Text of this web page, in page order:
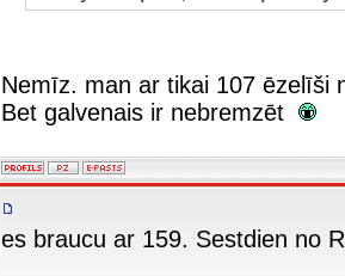
Nemīz. man ar tikai 107 ēzelīši
Bet galvenais ir nebremzēt
es braucu ar 159. Sestdien no